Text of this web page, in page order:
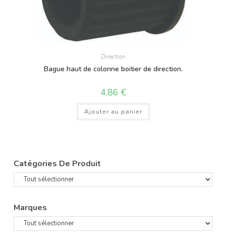
Direction
Bague haut de colonne boitier de direction.
4,86 €
Ajouter au panier
Catégories De Produit
Marques